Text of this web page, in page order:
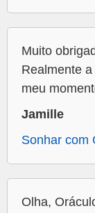
Muito
Realmente
meu
Jamille
Sonhar com
Olha,